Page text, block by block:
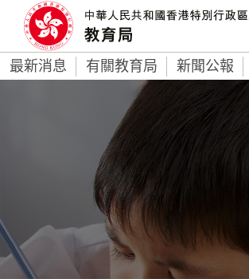
最新消息 有關教育局 新聞公報